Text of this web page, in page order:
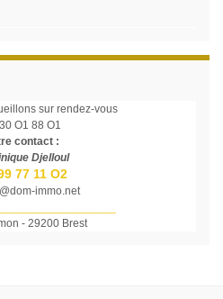
sur rendez-vous
O1 88 O1
contact :
Djelloul
77 11 O2
immo.net
- 29200 Brest